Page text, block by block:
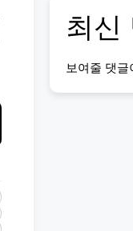
최신
보여줄 댓